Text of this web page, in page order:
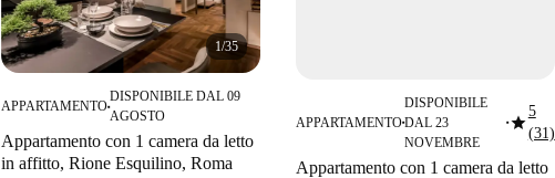
1/35
APPARTAMENTO■
DISPONIBILE DAL 09
AGOSTO
Appartamento con 1 camera da letto
in affitto, Rione Esquilino, Roma
APPARTAMENTO■
DISPONIBILE
DAL 23
NOVEMBRE
■star5
(31)
Appartamento con 1 camera da letto